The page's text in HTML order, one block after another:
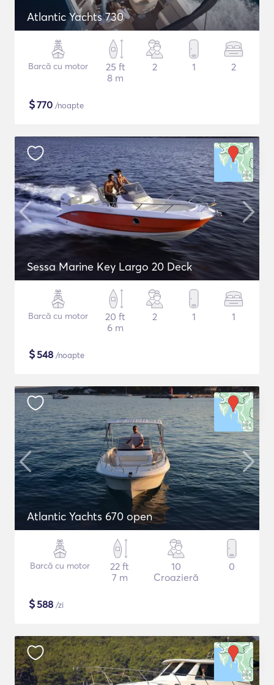
Atlantic Yachts 730
Barcă cu motor
25 ft
8 m
2 1 2
$770 /noapte
Sessa Marine Key Largo 20 Deck
Barcă cu motor
20 ft
6 m
2 1 1
$548 /noapte
Atlantic Yachts 670 open
Barcă cu motor
22 ft
7 m
10
Croazieră
0
$588 /zi